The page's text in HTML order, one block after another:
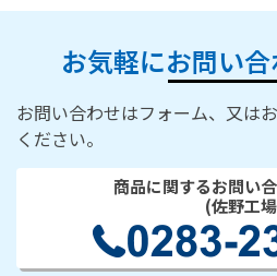
お気軽にお問い
お問い合わせはフォーム、又は
ください。
商品に関するお問い
(佐野工